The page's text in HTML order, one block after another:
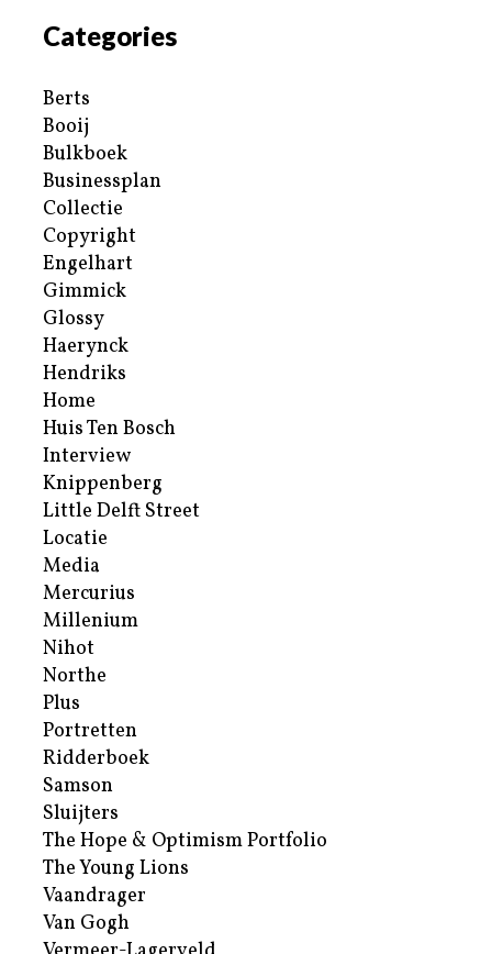
Categories
Berts
Booij
Bulkboek
Businessplan
Collectie
Copyright
Engelhart
Gimmick
Glossy
Haerynck
Hendriks
Home
Huis Ten Bosch
Interview
Knippenberg
Little Delft Street
Locatie
Media
Mercurius
Millenium
Nihot
Northe
Plus
Portretten
Ridderboek
Samson
Sluijters
The Hope & Optimism Portfolio
The Young Lions
Vaandrager
Van Gogh